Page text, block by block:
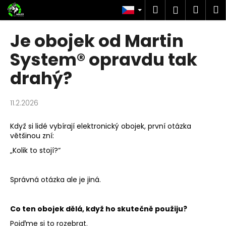
Přejít
na
obsah
Hledat
Je obojek od Martin
System® opravdu tak
drahý?
11.2.2026
Když si lidé vybírají elektronický obojek, první otázka
většinou zní:
„Kolik to stojí?“
Správná otázka ale je jiná.
Co ten obojek dělá, když ho skutečně použiju?
Pojďme si to rozebrat.
K
o
C
o
p
t
ř
e
b
j
e
e